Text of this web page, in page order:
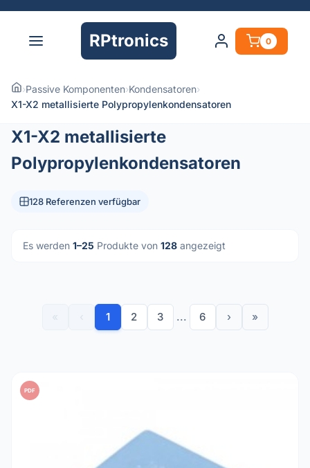
RPtronics 0
›Passive Komponenten›Kondensatoren›
X1-X2 metallisierte Polypropylenkondensatoren
X1-X2 metallisierte
Polypropylenkondensatoren
128 Referenzen verfügbar
Es werden 1–25 Produkte von 128 angezeigt
1 2 3 ... 6 › »
PDF